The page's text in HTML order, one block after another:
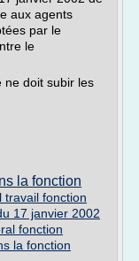
aux agents
par le
le
ne doit subir les
la fonction
travail fonction
17 janvier 2002
fonction
la fonction